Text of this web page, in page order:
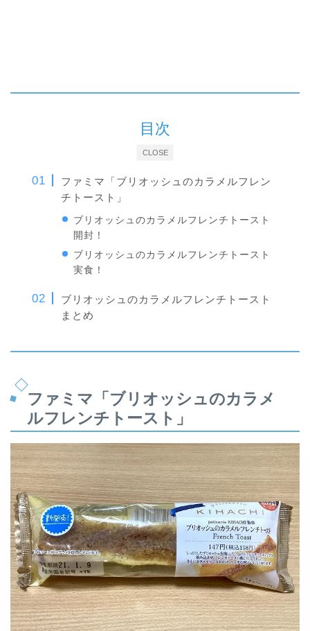
CLOSE
目次
ファミマ「ブリオッシュのカラメルフレン
チトースト」
ブリオッシュのカラメルフレンチトースト
開封！
ブリオッシュのカラメルフレンチトースト
実食！
ブリオッシュのカラメルフレンチトースト
まとめ
ファミマ「ブリオッシュのカラメ
ルフレンチトースト」